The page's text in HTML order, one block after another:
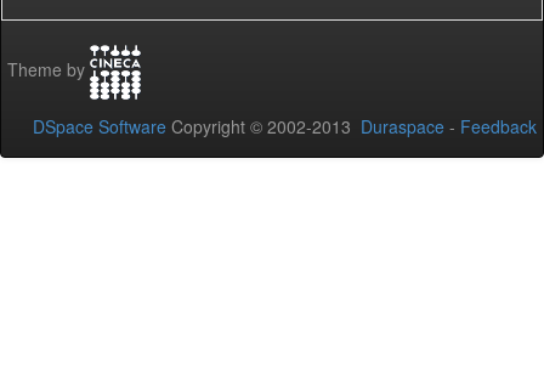
Theme by
DSpace Software Copyright © 2002-2013 Duraspace - Feedback